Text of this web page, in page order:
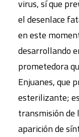
virus, sí que
el desenlace
en este
desarrollando
prometedora
Enjuanes, que
esterilizante;
transmisión de
aparición de